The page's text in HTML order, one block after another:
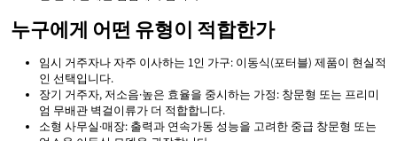
누구에게 어떤 유형이 적합한가
임시 거주자나 자주 이사하는 1인 가구: 이동식(포터블) 제품이 현실적
인 선택입니다.
장기 거주자, 저소음·높은 효율을 중시하는 가정: 창문형 또는 프리미
엄 무배관 벽걸이류가 더 적합합니다.
소형 사무실·매장: 출력과 연속가동 성능을 고려한 중급 창문형 또는